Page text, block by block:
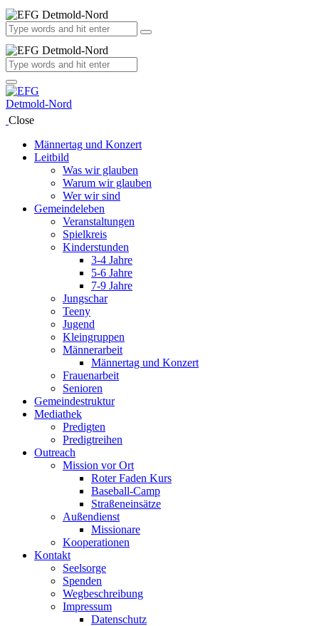
Close
Männertag und Konzert
Leitbild
Was wir glauben
Warum wir glauben
Wer wir sind
Gemeindeleben
Veranstaltungen
Spielkreis
Kinderstunden
3-4 Jahre
5-6 Jahre
7-9 Jahre
Jungschar
Teeny
Jugend
Kleingruppen
Männerarbeit
Männertag und Konzert
Frauenarbeit
Senioren
Gemeindestruktur
Mediathek
Predigten
Predigtreihen
Outreach
Mission vor Ort
Roter Faden Kurs
Baseball-Camp
Straßeneinsätze
Außendienst
Missionare
Kooperationen
Kontakt
Seelsorge
Spenden
Wegbeschreibung
Impressum
Datenschutz